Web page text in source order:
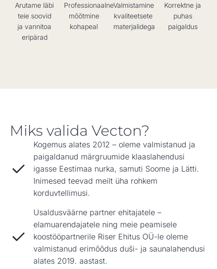
Arutame läbi
teie soovid
ja vannitoa
eripärad
Professionaalne
mõõtmine
kohapeal
Valmistamine
kvaliteetsete
materjalidega
Korrektne ja
puhas
paigaldus
Miks valida Vecton?
Kogemus alates 2012 – oleme valmistanud ja
paigaldanud märgruumide klaaslahendusi
igasse Eestimaa nurka, samuti Soome ja Lätti.
Inimesed teevad meilt üha rohkem
korduvtellimusi.
Usaldusväärne partner ehitajatele –
elamuarendajatele ning meie peamisele
koostööpartnerile Riser Ehitus OÜ-le oleme
valmistanud erimõõdus duši- ja saunalahendusi
alates 2019. aastast.